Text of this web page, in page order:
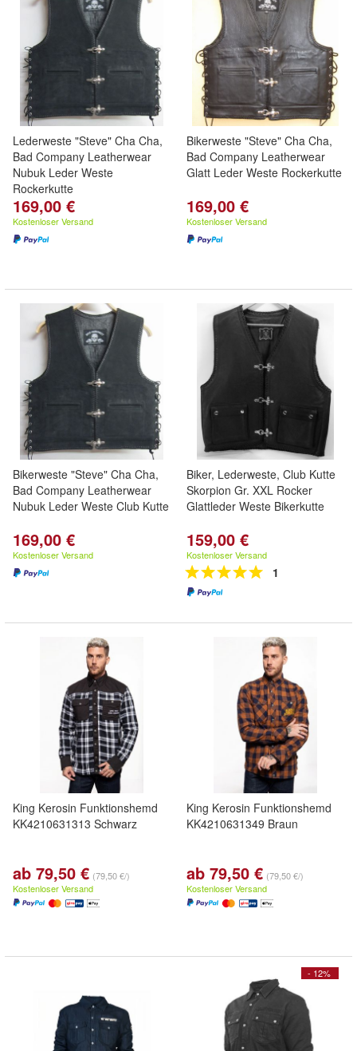
Lederweste "Steve" Cha Cha,
Bad Company Leatherwear
Nubuk Leder Weste
Rockerkutte
169,00 €
Kostenloser Versand
Bikerweste "Steve" Cha Cha,
Bad Company Leatherwear
Glatt Leder Weste Rockerkutte
169,00 €
Kostenloser Versand
Bikerweste "Steve" Cha Cha,
Bad Company Leatherwear
Nubuk Leder Weste Club Kutte
169,00 €
Kostenloser Versand
Biker, Lederweste, Club Kutte
Skorpion Gr. XXL Rocker
Glattleder Weste Bikerkutte
159,00 €
Kostenloser Versand
1
King Kerosin Funktionshemd
KK4210631313 Schwarz
ab 79,50 € (79,50 €/)
Kostenloser Versand
King Kerosin Funktionshemd
KK4210631349 Braun
ab 79,50 € (79,50 €/)
Kostenloser Versand
- 12%